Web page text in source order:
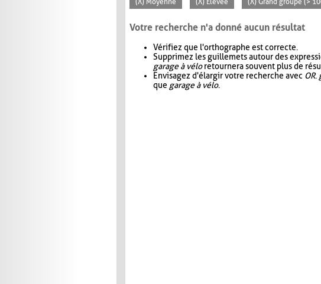
(X) Moyenne (X) Élevée (X) Grand groupe (>
Votre recherche n'a donné aucun résultat
Vérifiez que l'orthographe est correcte.
Supprimez les guillemets autour des
garage à véloretournera souvent plus de
Envisagez d'élargir votre recherche avec OR.
que garage à vélo.